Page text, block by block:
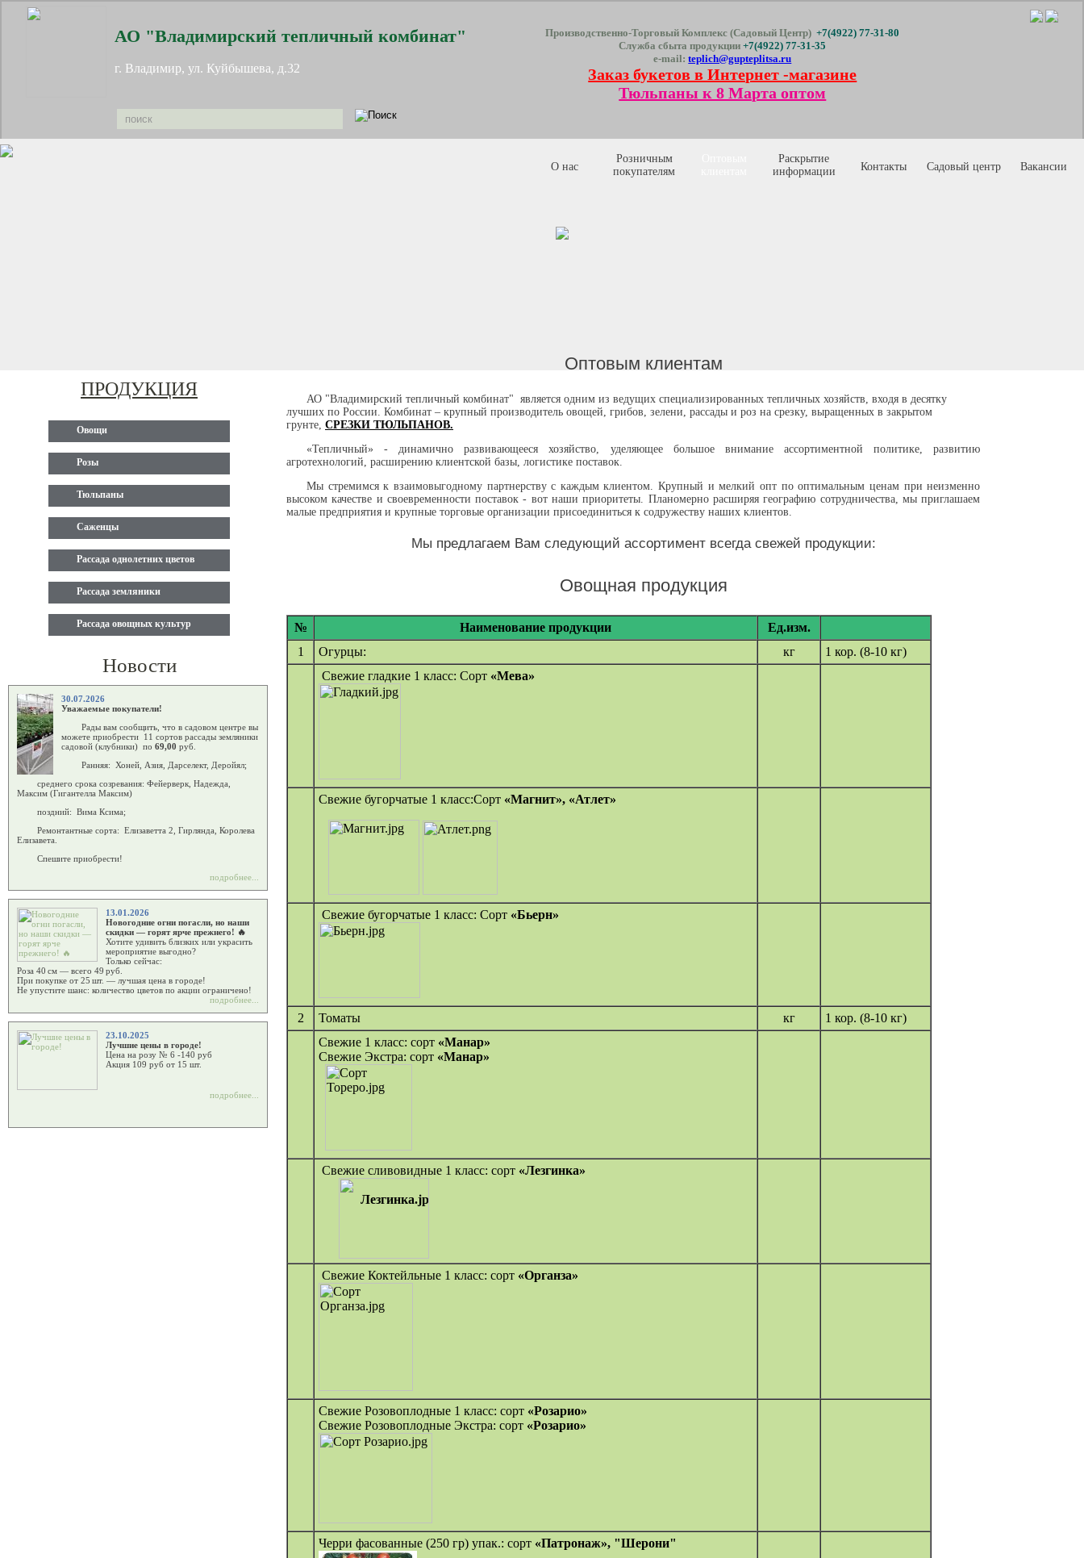
АО "Владимирский тепличный комбинат"
г. Владимир, ул. Куйбышева, д.32
Производственно-Торговый Комплекс (Садовый Центр) +7(4922) 77-31-80
Служба сбыта продукции+7(4922) 77-31-35
e-mail:teplich@gupteplitsa.ru
Заказ букетов в Интернет -магазине
Тюльпаны к 8 Марта оптом
О нас
Розничным
покупателям
Раскрытие
информации
Контакты Садовый центр Вакансии
ПРОДУКЦИЯ
Овощи
Розы
Тюльпаны
Саженцы
Рассада однолетних цветов
Рассада земляники
Рассада овощных культур
Новости
30.07.2026
Уважаемые покупатели!
Рады вам сообщить, что в садовом центре вы
можете приобрести 11 сортов рассады земляники
садовой (клубники) по 69,00 руб.
Ранняя: Хоней, Азия, Дарселект, Деройял;
среднего срока созревания: Фейерверк, Надежда,
Максим (Гигантелла Максим)
поздний: Вима Ксима;
Ремонтантные сорта: Елизаветта 2, Гирлянда, Королева
Елизавета.
Спешите приобрести!
подробнее...
13.01.2026
Новогодние огни погасли, но наши
скидки — горят ярче прежнего! 🔥
Хотите удивить близких или украсить
мероприятие выгодно?
Только сейчас:
Роза 40 см — всего 49 руб.
При покупке от 25 шт. — лучшая цена в городе!
Не упустите шанс: количество цветов по акции ограничено!
подробнее...
23.10.2025
Лучшие цены в городе!
Цена на розу № 6 -140 руб
Акция 109 руб от 15 шт.
подробнее...
Оптовым клиентам
АО "Владимирский тепличный комбинат" является одним из ведущих специализированных тепличных хозяйств, входя в десятку
лучших по России. Комбинат – крупный производитель овощей, грибов, зелени, рассады и роз на срезку, выращенных в закрытом
грунте, СРЕЗКИ ТЮЛЬПАНОВ.
«Тепличный» - динамично развивающееся хозяйство, уделяющее большое внимание ассортиментной политике, развитию
агротехнологий, расширению клиентской базы, логистике поставок.
Мы стремимся к взаимовыгодному партнерству с каждым клиентом. Крупный и мелкий опт по оптимальным ценам при неизменно
высоком качестве и своевременности поставок - вот наши приоритеты. Планомерно расширяя географию сотрудничества, мы приглашаем
малые предприятия и крупные торговые организации присоединиться к содружеству наших клиентов.
Мы предлагаем Вам следующий ассортимент всегда свежей продукции:
Овощная продукция
№ Наименование продукции
Ед.изм.
1
Огурцы: кг
1 кор. (8-10 кг)
Свежие гладкие 1 класс: Сорт «Мева»
Свежие бугорчатые 1 класс:Сорт «Магнит», «Атлет»
Свежие бугорчатые 1 класс: Сорт «Бьерн»
2 Томаты кг
1 кор. (8-10 кг)
Свежие 1 класс: сорт «Манар»
Свежие Экстра: сорт «Манар»
Свежие сливовидные 1 класс: сорт «Лезгинка»
Свежие Коктейльные 1 класс: сорт «Органза»
Свежие Розовоплодные 1 класс: сорт «Розарио»
Свежие Розовоплодные Экстра: сорт «Розарио»
Черри фасованные (250 гр) упак.: сорт «Патронаж», "Шерони"